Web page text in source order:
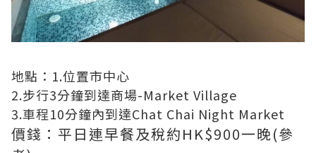
地點：1.位置市中心
2.步行3分鐘到達商場-Market Village
3.車程10分鐘內到達Chat Chai Night Market
價錢：平日連早餐及稅約HK$900一晚(參